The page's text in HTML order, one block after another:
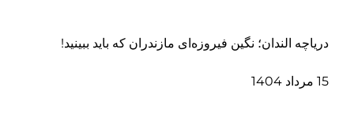
دریاچه الندان؛ نگین فیروزه‌ای مازندران که باید ببینید!
15 مرداد 1404